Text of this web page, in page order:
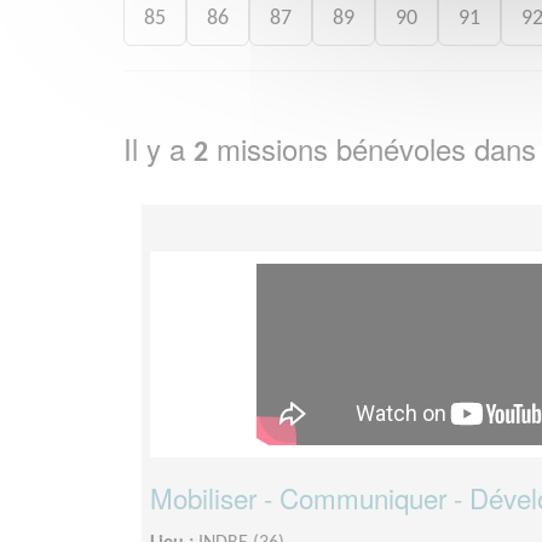
85 86 87 89 90 91 92
Il y a 2 missions bénévoles
Mobiliser - Communiquer -